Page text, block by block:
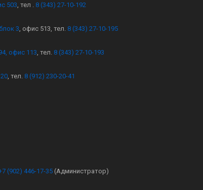
503 , тел . 8 (343) 27-10-192
3 , офис 513, тел. 8 (343) 27-10-195
офис 113 , тел. 8 (343) 27-10-193
, тел. 8 (912) 230-20-41
(902) 446-17-35 (Администратор)